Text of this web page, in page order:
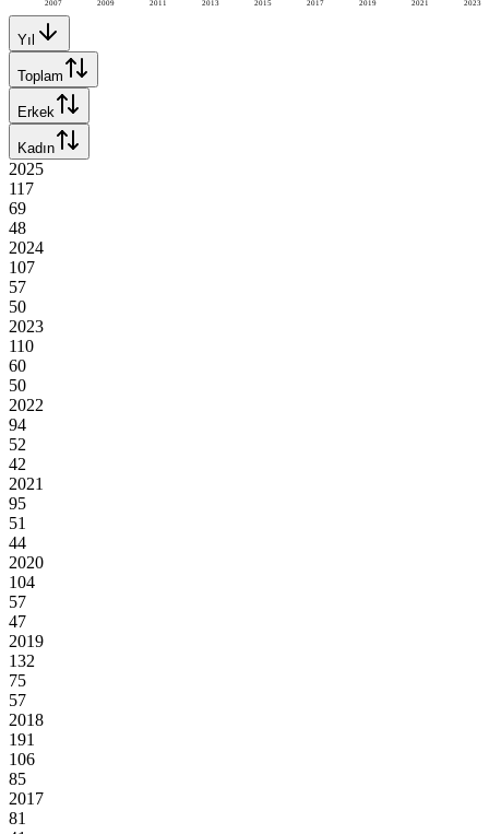
2007 2009 2011 2013 2015 2017 2019 2021 2023
Yıl
Toplam
Erkek
Kadın
2025
117
69
48
2024
107
57
50
2023
110
60
50
2022
94
52
42
2021
95
51
44
2020
104
57
47
2019
132
75
57
2018
191
106
85
2017
81